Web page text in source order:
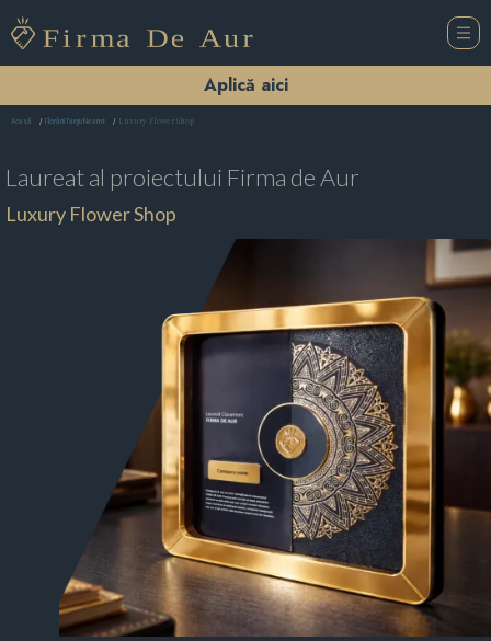
Aplică aici
Acasă Florării Targu Neamt Luxury Flower Shop
Laureat al proiectului Firma de Aur
Luxury Flower Shop